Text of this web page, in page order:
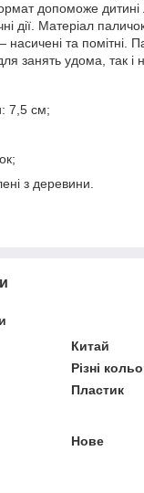
допоможе дитині
дії. Матеріал
та помітні.
занять удома, так і
7,5 см;
з деревини.
Китай
Різні
Пластик
Нове